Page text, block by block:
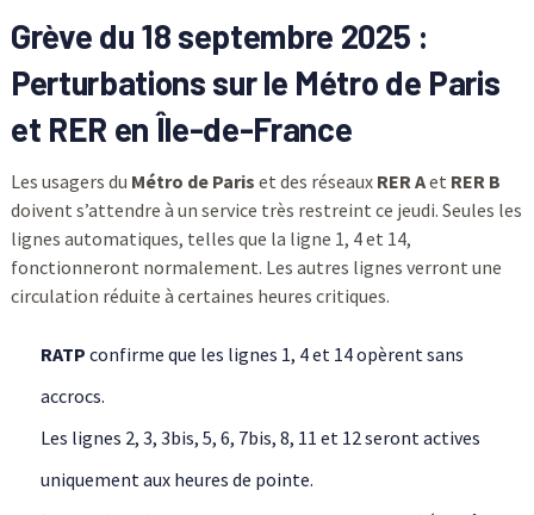
Grève du 18 septembre 2025 :
Perturbations sur le Métro de Paris
et RER en Île-de-France
Les usagers du Métro de Paris et des réseaux RER Aet RER B
doivent s’attendre à un service très restreint ce jeudi. Seules les
lignes automatiques, telles que la ligne 1, 4 et 14,
fonctionneront normalement. Les autres lignes verront une
circulation réduite à certaines heures critiques.
RATP confirme que les lignes 1, 4 et 14 opèrent sans
accrocs.
Les lignes 2, 3, 3bis, 5, 6, 7bis, 8, 11 et 12 seront actives
uniquement aux heures de pointe.